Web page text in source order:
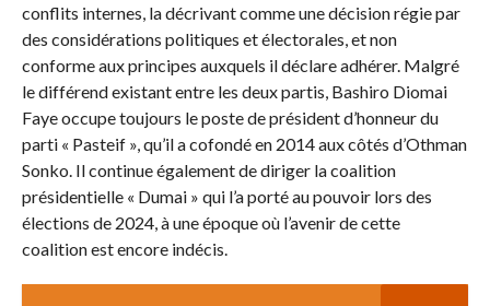
conflits internes, la décrivant comme une décision régie par
des considérations politiques et électorales, et non
conforme aux principes auxquels il déclare adhérer. Malgré
le différend existant entre les deux partis, Bashiro Diomai
Faye occupe toujours le poste de président d’honneur du
parti « Pasteif », qu’il a cofondé en 2014 aux côtés d’Othman
Sonko. Il continue également de diriger la coalition
présidentielle « Dumai » qui l’a porté au pouvoir lors des
élections de 2024, à une époque où l’avenir de cette
coalition est encore indécis.